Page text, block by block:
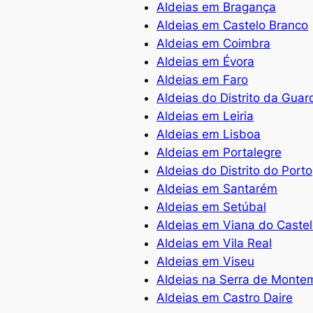
Aldeias em Bragança
Aldeias em Castelo Branco
Aldeias em Coimbra
Aldeias em Évora
Aldeias em Faro
Aldeias do Distrito da
Aldeias em Leiria
Aldeias em Lisboa
Aldeias em Portalegre
Aldeias do Distrito do Porto
Aldeias em Santarém
Aldeias em Setúbal
Aldeias em Viana do
Aldeias em Vila Real
Aldeias em Viseu
Aldeias na Serra de
Aldeias em Castro Daire